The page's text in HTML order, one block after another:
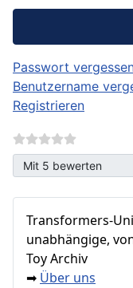
Passwort
Benutzername
Registrieren
Bitte bewerten
unabhängige,
Toy Archiv
➡ Über uns